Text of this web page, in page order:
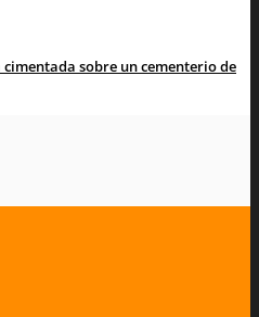
sobre un cementerio de